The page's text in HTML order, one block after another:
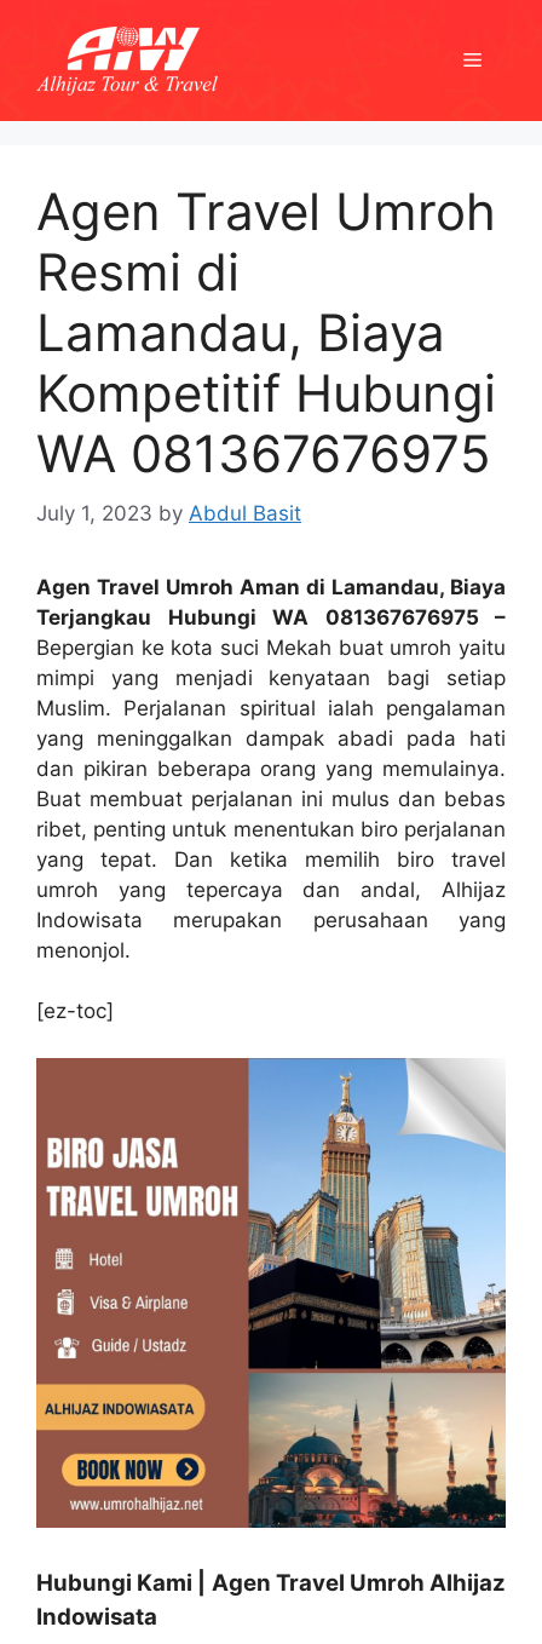
content
Menu
Agen Travel Umroh
Resmi di
Lamandau, Biaya
Kompetitif Hubungi
WA 081367676975
July 1, 2023 by Abdul Basit
Agen Travel Umroh Aman di Lamandau, Biaya
Terjangkau Hubungi WA 081367676975 –
Bepergian ke kota suci Mekah buat umroh yaitu
mimpi yang menjadi kenyataan bagi setiap
Muslim. Perjalanan spiritual ialah pengalaman
yang meninggalkan dampak abadi pada hati
dan pikiran beberapa orang yang memulainya.
Buat membuat perjalanan ini mulus dan bebas
ribet, penting untuk menentukan biro perjalanan
yang tepat. Dan ketika memilih biro travel
umroh yang tepercaya dan andal, Alhijaz
Indowisata merupakan perusahaan yang
menonjol.
[ez-toc]
Hubungi Kami | Agen Travel Umroh Alhijaz
Indowisata